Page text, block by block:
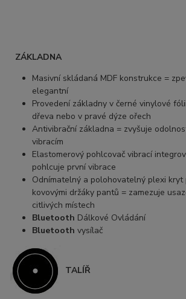
ZÁKLADNA
Masivní skládaná MDF konstrukce =
elegantní
Provedení základny v černé vinylové
dřeva nebo v pravé dýze ořech
Antivibrační základna = zvyšuje
vibracím
Elastomerový pohlcovač vibrací
pohlcuje první vibrace
Odnímatelný a polohovatelný plexi kryt
kovovými držáky pantů = zamezuje
citlivých místech
Bluetooth Dálkové Ovládání
Bluetoothvysílač
TALÍŘ